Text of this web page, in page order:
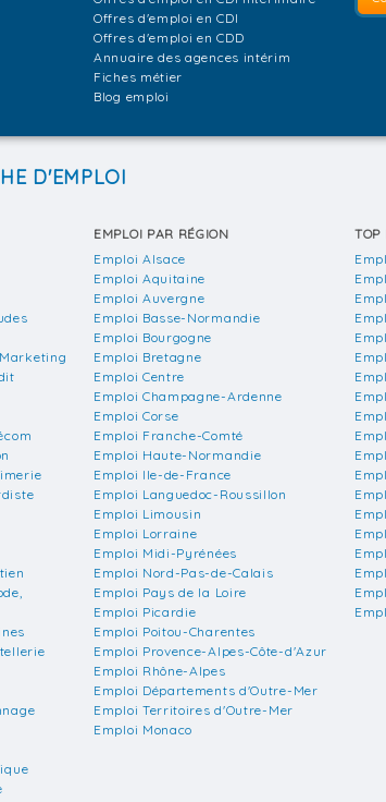
Offres d'emploi en CDI
Offres d'emploi en CDD
Annuaire des agences intérim
Fiches métier
Blog emploi
D'EMPLOI
EMPLOI PAR RÉGION
Emploi Alsace
Emploi Aquitaine
Emploi Auvergne
Emploi Basse-Normandie
Emploi Bourgogne
Emploi Bretagne
Emploi Centre
Emploi Champagne-Ardenne
Emploi Corse
Emploi Franche-Comté
Emploi Haute-Normandie
Emploi Ile-de-France
Emploi Languedoc-Roussillon
Emploi Limousin
Emploi Lorraine
Emploi Midi-Pyrénées
Emploi Nord-Pas-de-Calais
Emploi Pays de la Loire
Emploi Picardie
Emploi Poitou-Charentes
Emploi Provence-Alpes-Côte-d'Azur
Emploi Rhône-Alpes
Emploi Départements d'Outre-Mer
Emploi Territoires d'Outre-Mer
Emploi Monaco
TOP